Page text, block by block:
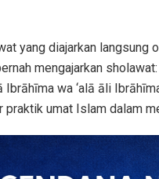
yang diajarkan langsung
mengajarkan
wa ‘alā āli
umat Islam dalam